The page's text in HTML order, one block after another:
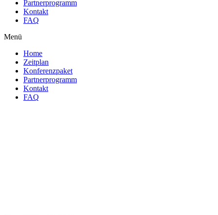
Partnerprogramm
Kontakt
FAQ
Menü
Home
Zeitplan
Konferenzpaket
Partnerprogramm
Kontakt
FAQ